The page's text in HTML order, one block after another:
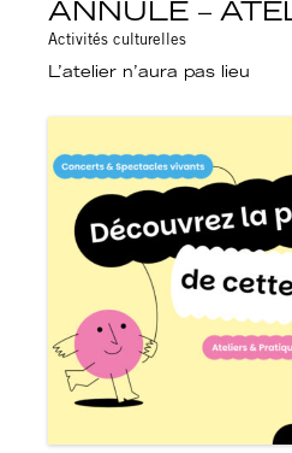
ANNULÉ –
Activités culturelles
L’atelier n’aura pas lieu